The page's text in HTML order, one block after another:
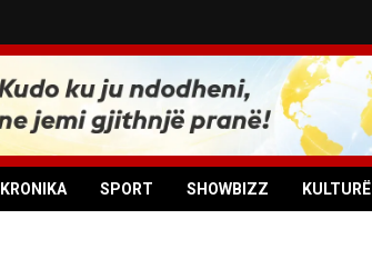
KRONIKA SPORT SHOWBIZZ KULTURË